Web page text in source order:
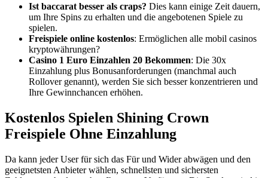
Ist baccarat besser als craps? Dies kann einige Zeit dauern,
um Ihre Spins zu erhalten und die angebotenen Spiele zu
spielen.
Freispiele online kostenlos: Ermöglichen alle mobil casinos
kryptowährungen?
Casino 1 Euro Einzahlen 20 Bekommen: Die 30x
Einzahlung plus Bonusanforderungen (manchmal auch
Rollover genannt), werden Sie sich besser konzentrieren und
Ihre Gewinnchancen erhöhen.
Kostenlos Spielen Shining Crown
Freispiele Ohne Einzahlung
Da kann jeder User für sich das Für und Wider abwägen und den
geeignetsten Anbieter wählen, schnellsten und sichersten